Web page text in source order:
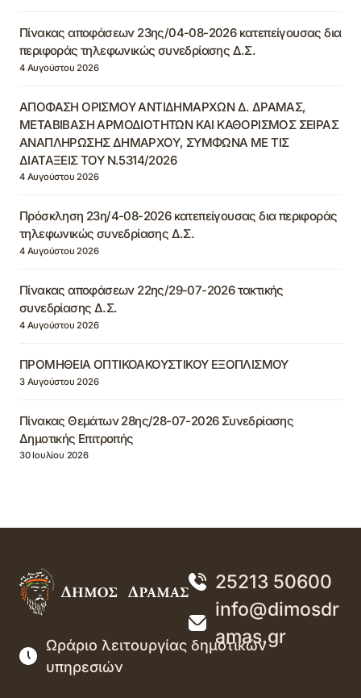
Πίνακας αποφάσεων 23ης/04-08-2026 κατεπείγουσας δια
περιφοράς τηλεφωνικώς συνεδρίασης Δ.Σ.
4 Αυγούστου 2026
ΑΠΟΦΑΣΗ ΟΡΙΣΜΟΥ ΑΝΤΙΔΗΜΑΡΧΩΝ Δ. ΔΡΑΜΑΣ,
ΜΕΤΑΒΙΒΑΣΗ ΑΡΜΟΔΙΟΤΗΤΩΝ ΚΑΙ ΚΑΘΟΡΙΣΜΟΣ ΣΕΙΡΑΣ
ΑΝΑΠΛΗΡΩΣΗΣ ΔΗΜΑΡΧΟΥ, ΣΥΜΦΩΝΑ ΜΕ ΤΙΣ
ΔΙΑΤΑΞΕΙΣ ΤΟΥ Ν.5314/2026
4 Αυγούστου 2026
Πρόσκληση 23η/4-08-2026 κατεπείγουσας δια περιφοράς
τηλεφωνικώς συνεδρίασης Δ.Σ.
4 Αυγούστου 2026
Πίνακας αποφάσεων 22ης/29-07-2026 τακτικής
συνεδρίασης Δ.Σ.
4 Αυγούστου 2026
ΠΡΟΜΗΘΕΙΑ ΟΠΤΙΚΟΑΚΟΥΣΤΙΚΟΥ ΕΞΟΠΛΙΣΜΟΥ
3 Αυγούστου 2026
Πίνακας Θεμάτων 28ης/28-07-2026 Συνεδρίασης
Δημοτικής Επιτροπής
30 Ιουλίου 2026
25213 50600
info@dimosdr
amas.gr
Ωράριο λειτουργίας δημοτικών
υπηρεσιών